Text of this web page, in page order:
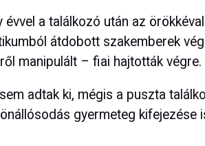
a találkozó után az
átdobott szakemberek
manipulált – fiai hajtották végre.
adtak ki, mégis a puszta
gyermeteg kifejezése